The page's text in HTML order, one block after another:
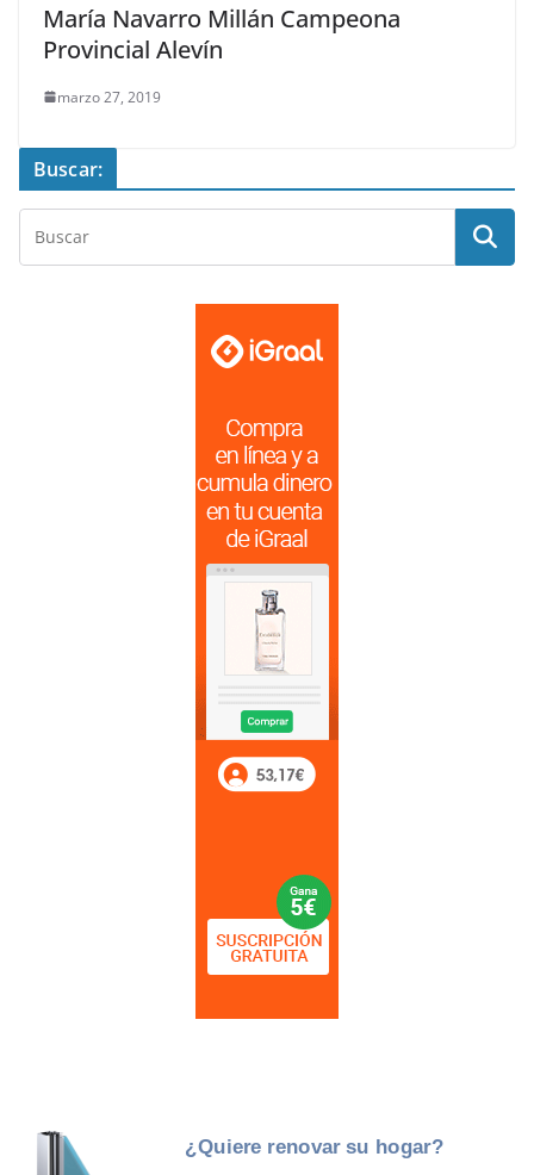
María Navarro Millán Campeona
Provincial Alevín
marzo 27, 2019
Buscar: